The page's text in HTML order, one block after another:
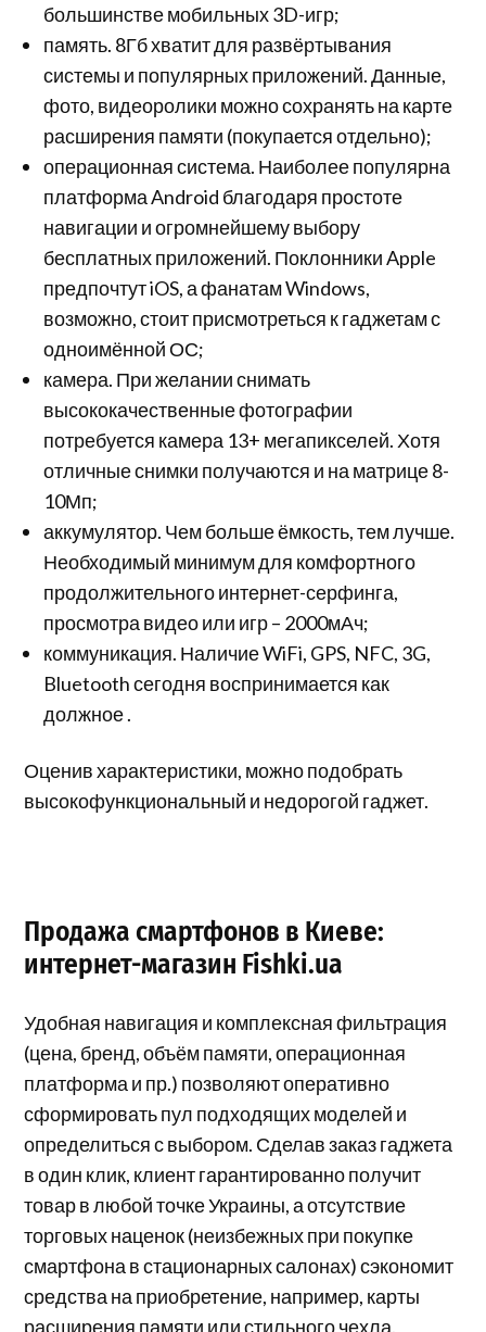
большинстве мобильных 3D-игр;
память. 8Гб хватит для развёртывания
системы и популярных приложений. Данные,
фото, видеоролики можно сохранять на карте
расширения памяти (покупается отдельно);
операционная система. Наиболее популярна
платформа Android благодаря простоте
навигации и огромнейшему выбору
бесплатных приложений. Поклонники Apple
предпочтут iOS, а фанатам Windows,
возможно, стоит присмотреться к гаджетам с
одноимённой ОС;
камера. При желании снимать
высококачественные фотографии
потребуется камера 13+ мегапикселей. Хотя
отличные снимки получаются и на матрице 8-
10Мп;
аккумулятор. Чем больше ёмкость, тем лучше.
Необходимый минимум для комфортного
продолжительного интернет-серфинга,
просмотра видео или игр – 2000мАч;
коммуникация. Наличие WiFi, GPS, NFC, 3G,
Bluetooth сегодня воспринимается как
должное .
Оценив характеристики, можно подобрать
высокофункциональный и недорогой гаджет.
Продажа смартфонов в Киеве:
интернет-магазин Fishki.ua
Удобная навигация и комплексная фильтрация
(цена, бренд, объём памяти, операционная
платформа и пр.) позволяют оперативно
сформировать пул подходящих моделей и
определиться с выбором. Сделав заказ гаджета
в один клик, клиент гарантированно получит
товар в любой точке Украины, а отсутствие
торговых наценок (неизбежных при покупке
смартфона в стационарных салонах) сэкономит
средства на приобретение, например, карты
расширения памяти или стильного чехла.